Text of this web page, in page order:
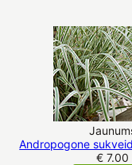
Andropogone
€ 7.00